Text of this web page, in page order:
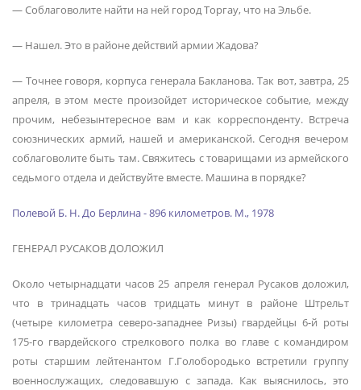
— Соблаговолите найти на ней город Торгау, что на Эльбе.
— Нашел. Это в районе действий армии Жадова?
— Точнее говоря, корпуса генерала Бакланова. Так вот, завтра, 25
апреля, в этом месте произойдет историческое событие, между
прочим, небезынтересное вам и как корреспонденту. Встреча
союзнических армий, нашей и американской. Сегодня вечером
соблаговолите быть там. Свяжитесь с товарищами из армейского
седьмого отдела и действуйте вместе. Машина в порядке?
Полевой Б. Н. До Берлина - 896 километров. М., 1978
ГЕНЕРАЛ РУСАКОВ ДОЛОЖИЛ
Около четырнадцати часов 25 апреля генерал Русаков доложил,
что в тринадцать часов тридцать минут в районе Штрельт
(четыре километра северо-западнее Ризы) гвардейцы 6-й роты
175-го гвардейского стрелкового полка во главе с командиром
роты старшим лейтенантом Г.Голобородько встретили группу
военнослужащих, следовавшую с запада. Как выяснилось, это